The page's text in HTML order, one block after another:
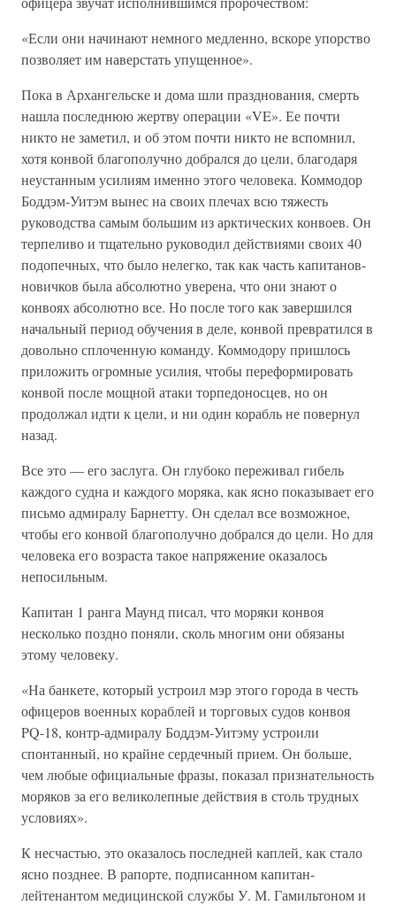
«Если они начинают немного медленно, вскоре упорство
позволяет им наверстать упущенное».
Пока в Архангельске и дома шли празднования, смерть
нашла последнюю жертву операции «VE». Ее почти
никто не заметил, и об этом почти никто не вспомнил,
хотя конвой благополучно добрался до цели, благодаря
неустанным усилиям именно этого человека. Коммодор
Боддэм-Уитэм вынес на своих плечах всю тяжесть
руководства самым большим из арктических конвоев. Он
терпеливо и тщательно руководил действиями своих 40
подопечных, что было нелегко, так как часть капитанов-
новичков была абсолютно уверена, что они знают о
конвоях абсолютно все. Но после того как завершился
начальный период обучения в деле, конвой превратился в
довольно сплоченную команду. Коммодору пришлось
приложить огромные усилия, чтобы переформировать
конвой после мощной атаки торпедоносцев, но он
продолжал идти к цели, и ни один корабль не повернул
назад.
Все это — его заслуга. Он глубоко переживал гибель
каждого судна и каждого моряка, как ясно показывает его
письмо адмиралу Барнетту. Он сделал все возможное,
чтобы его конвой благополучно добрался до цели. Но для
человека его возраста такое напряжение оказалось
непосильным.
Капитан 1 ранга Маунд писал, что моряки конвоя
несколько поздно поняли, сколь многим они обязаны
этому человеку.
«На банкете, который устроил мэр этого города в честь
офицеров военных кораблей и торговых судов конвоя
PQ-18, контр-адмиралу Боддэм-Уитэму устроили
спонтанный, но крайне сердечный прием. Он больше,
чем любые официальные фразы, показал признательность
моряков за его великолепные действия в столь трудных
условиях».
К несчастью, это оказалось последней каплей, как стало
ясно позднее. В рапорте, подписанном капитан-
лейтенантом медицинской службы У. М. Гамильтоном и